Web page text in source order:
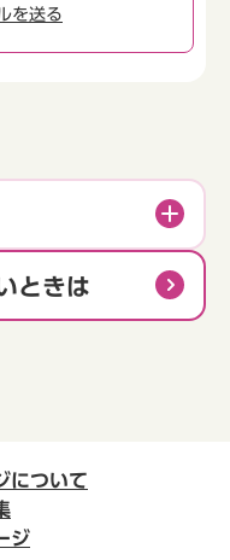
を送る
ときは
について
ジ